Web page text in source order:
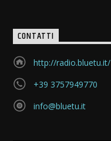
CONTATTI
http://radio.bluetu.it/
+39 3757949770
info@bluetu.it